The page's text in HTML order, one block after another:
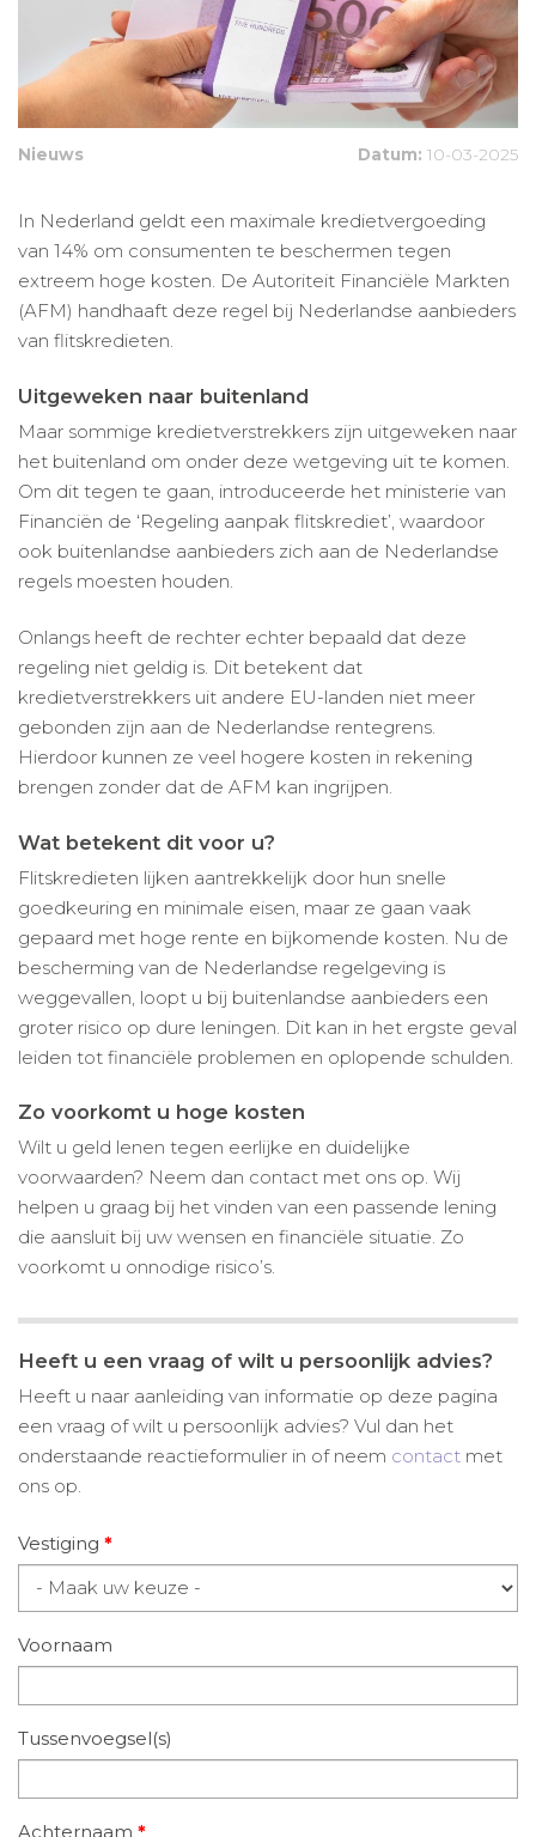
Nieuws Datum: 10-03-2025
In Nederland geldt een maximale kredietvergoeding
van 14% om consumenten te beschermen tegen
extreem hoge kosten. De Autoriteit Financiële Markten
(AFM) handhaaft deze regel bij Nederlandse aanbieders
van flitskredieten.
Uitgeweken naar buitenland
Maar sommige kredietverstrekkers zijn uitgeweken naar
het buitenland om onder deze wetgeving uit te komen.
Om dit tegen te gaan, introduceerde het ministerie van
Financiën de ‘Regeling aanpak flitskrediet’, waardoor
ook buitenlandse aanbieders zich aan de Nederlandse
regels moesten houden.
Onlangs heeft de rechter echter bepaald dat deze
regeling niet geldig is. Dit betekent dat
kredietverstrekkers uit andere EU-landen niet meer
gebonden zijn aan de Nederlandse rentegrens.
Hierdoor kunnen ze veel hogere kosten in rekening
brengen zonder dat de AFM kan ingrijpen.
Wat betekent dit voor u?
Flitskredieten lijken aantrekkelijk door hun snelle
goedkeuring en minimale eisen, maar ze gaan vaak
gepaard met hoge rente en bijkomende kosten. Nu de
bescherming van de Nederlandse regelgeving is
weggevallen, loopt u bij buitenlandse aanbieders een
groter risico op dure leningen. Dit kan in het ergste geval
leiden tot financiële problemen en oplopende schulden.
Zo voorkomt u hoge kosten
Wilt u geld lenen tegen eerlijke en duidelijke
voorwaarden? Neem dan contact met ons op. Wij
helpen u graag bij het vinden van een passende lening
die aansluit bij uw wensen en financiële situatie. Zo
voorkomt u onnodige risico’s.
Heeft u een vraag of wilt u persoonlijk advies?
Heeft u naar aanleiding van informatie op deze pagina
een vraag of wilt u persoonlijk advies? Vul dan het
onderstaande reactieformulier in of neem contact met
ons op.
Vestiging *
Voornaam
Tussenvoegsel(s)
Achternaam *